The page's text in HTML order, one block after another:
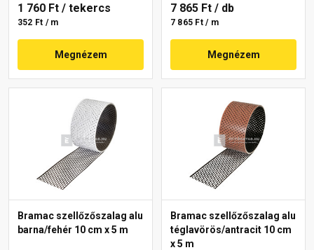
1 760 Ft / tekercs
352 Ft / m
Megnézem
7 865 Ft / db
7 865 Ft / m
Megnézem
Bramac szellőzőszalag alu
barna/fehér 10 cm x 5 m
Bramac szellőzőszalag alu
téglavörös/antracit 10 cm
x 5 m